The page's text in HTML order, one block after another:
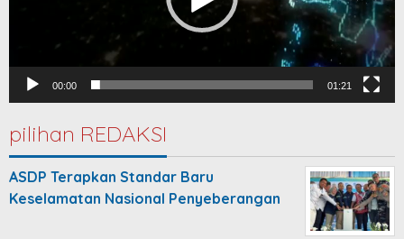
00:00 01:21
pilihan REDAKSI
ASDP Terapkan Standar Baru
Keselamatan Nasional Penyeberangan